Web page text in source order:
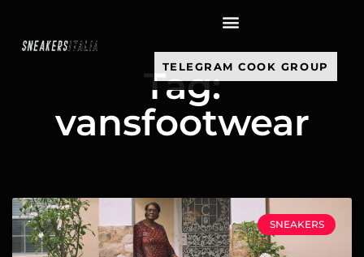
TELEGRAM COOK GROUP
Tag:
vansfootwear
SNEAKERS